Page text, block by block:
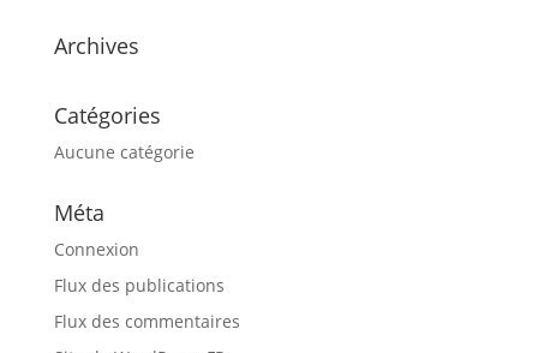
Archives
Catégories
Aucune catégorie
Méta
Connexion
Flux des publications
Flux des commentaires